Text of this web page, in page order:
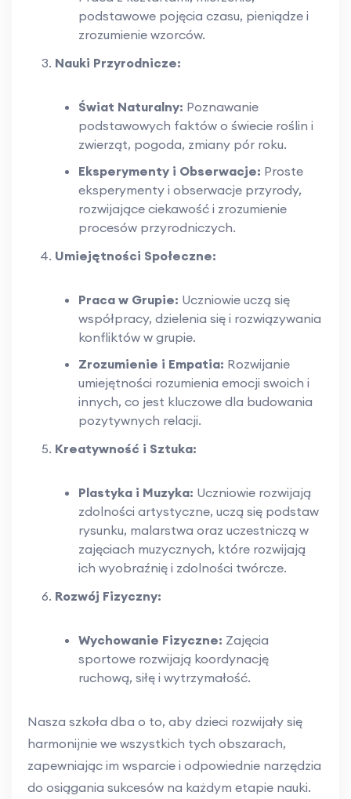
podstawowe pojęcia czasu, pieniądze i
zrozumienie wzorców.
Nauki Przyrodnicze:
Świat Naturalny: Poznawanie
podstawowych faktów o świecie roślin i
zwierząt, pogoda, zmiany pór roku.
Eksperymenty i Obserwacje: Proste
eksperymenty i obserwacje przyrody,
rozwijające ciekawość i zrozumienie
procesów przyrodniczych.
Umiejętności Społeczne:
Praca w Grupie: Uczniowie uczą się
współpracy, dzielenia się i rozwiązywania
konfliktów w grupie.
Zrozumienie i Empatia: Rozwijanie
umiejętności rozumienia emocji swoich i
innych, co jest kluczowe dla budowania
pozytywnych relacji.
Kreatywność i Sztuka:
Plastyka i Muzyka: Uczniowie rozwijają
zdolności artystyczne, uczą się podstaw
rysunku, malarstwa oraz uczestniczą w
zajęciach muzycznych, które rozwijają
ich wyobraźnię i zdolności twórcze.
Rozwój Fizyczny:
Wychowanie Fizyczne: Zajęcia
sportowe rozwijają koordynację
ruchową, siłę i wytrzymałość.
Nasza szkoła dba o to, aby dzieci rozwijały się
harmonijnie we wszystkich tych obszarach,
zapewniając im wsparcie i odpowiednie narzędzia
do osiągania sukcesów na każdym etapie nauki.